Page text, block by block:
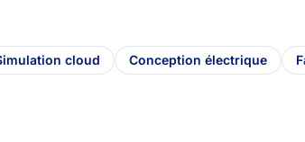
cloud Conception électrique